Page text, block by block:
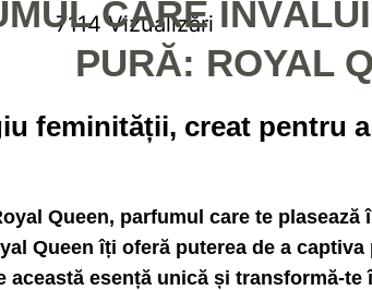
7114 Vizualizări
CARE
PURĂ: ROYAL
feminității, creat pentru
Queen, parfumul care te plasează
Queen îți oferă puterea de a captiva
această esență unică și transformă-te